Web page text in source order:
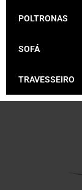
POLTRONAS
SOFÁ
TRAVESSEIRO